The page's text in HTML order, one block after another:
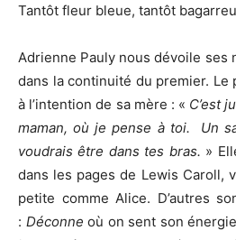
Tantôt fleur bleue, tantôt
Adrienne Pauly nous dévoile ses
dans la continuité du premier. Le
à l’intention de sa mère : « C’est
maman, où je pense à toi. Un
voudrais être dans tes bras. »
dans les pages de Lewis Caroll,
petite comme Alice. D’autres
: Déconne où on sent son